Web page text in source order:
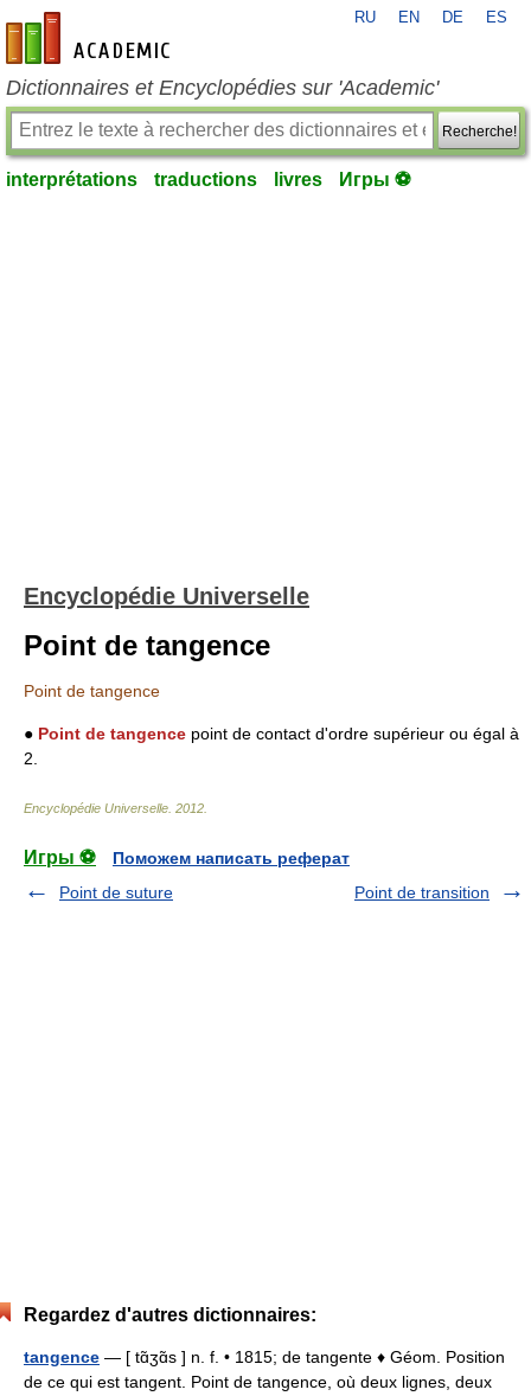
fr-academic.com
RU EN DE ES
Dictionnaires et Encyclopédies sur 'Academic'
Recherche!
interprétations traductions livres Игры ⚽
Encyclopédie Universelle
Point de tangence
Point de tangence
● Point de tangence point de contact d'ordre supérieur ou égal à
2.
Encyclopédie Universelle 2012
Игры ⚽
Поможем написать реферат
Point de suture
Point de transition
Regardez d'autres dictionnaires:
tangence — [ tɑ̃ʒɑ̃s ] n. f. • 1815; de tangente ♦ Géom. Position
de ce qui est tangent. Point de tangence, où deux lignes, deux